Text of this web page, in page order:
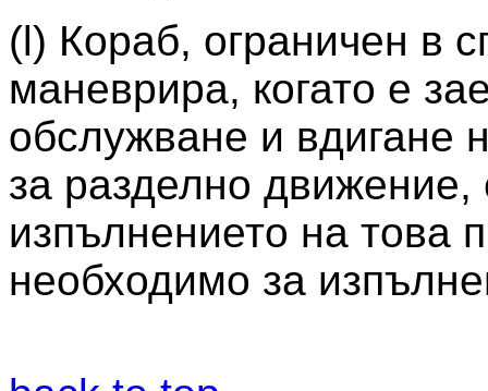
(l) Кораб, ограничен в
маневрира, когато е
обслужване и вдигане
за разделно
изпълнението на това
необходимо за